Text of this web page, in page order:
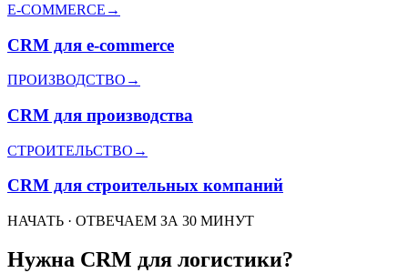
E-COMMERCE →
CRM для e-commerce
ПРОИЗВОДСТВО →
CRM для производства
СТРОИТЕЛЬСТВО →
CRM для строительных компаний
НАЧАТЬ · ОТВЕЧАЕМ ЗА 30 МИНУТ
Нужна CRM для логистики?